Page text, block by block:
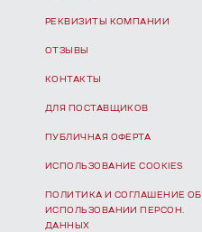
РЕКВИЗИТЫ КОМПАНИИ
ОТЗЫВЫ
КОНТАКТЫ
ДЛЯ ПОСТАВЩИКОВ
ПУБЛИЧНАЯ ОФЕРТА
ИСПОЛЬЗОВАНИЕ COOKIES
ПОЛИТИКА И СОГЛАШЕНИЕ ОБ
ИСПОЛЬЗОВАНИИ ПЕРСОН.
ДАННЫХ